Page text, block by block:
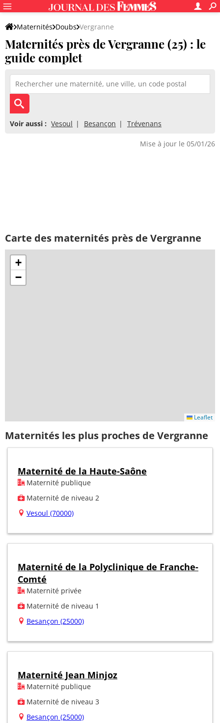
Maternités Doubs Vergranne
Maternités près de Vergranne (25) : le
guide complet
Voir aussi : Vesoul Besançon Trévenans
Mise à jour le 05/01/26
Carte des maternités près de Vergranne
+
−
Leaflet
Maternités les plus proches de Vergranne
Maternité de la Haute-Saône
Maternité publique
Maternité de niveau 2
Vesoul (70000)
Maternité de la Polyclinique de Franche-
Comté
Maternité privée
Maternité de niveau 1
Besançon (25000)
Maternité Jean Minjoz
Maternité publique
Maternité de niveau 3
Besançon (25000)